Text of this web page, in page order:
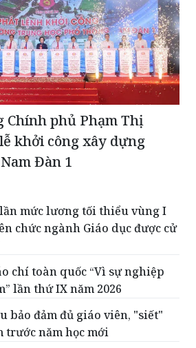
Chính phủ Phạm Thị
khởi công xây dựng
Đàn 1
lần mức lương tối thiểu vùng I
chí toàn quốc “Vì sự nghiệp
lần thứ IX năm 2026
bảo đảm đủ giáo viên, "siết"
trước năm học mới
1.800 cán bộ quản lý, nhân
trường học